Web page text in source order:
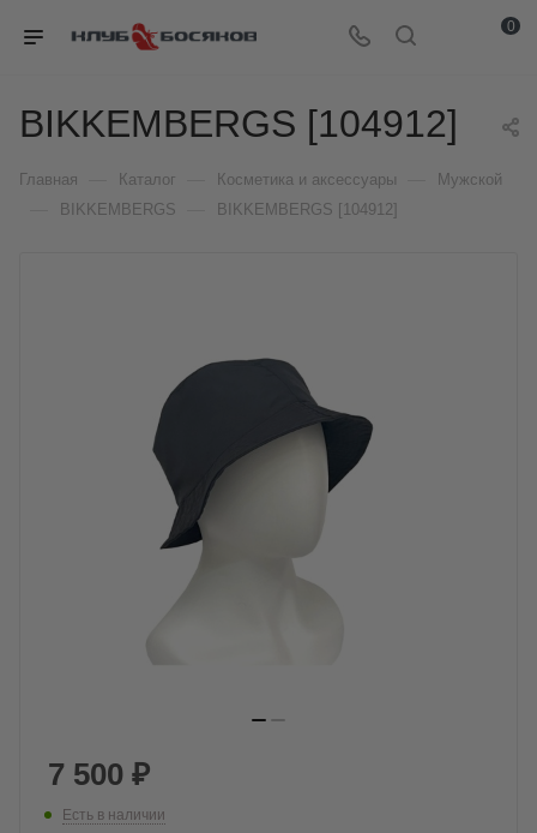
0
BIKKEMBERGS [104912]
Главная Каталог Косметика и аксессуары Мужской
BIKKEMBERGS BIKKEMBERGS [104912]
7 500 ₽
Есть в наличии